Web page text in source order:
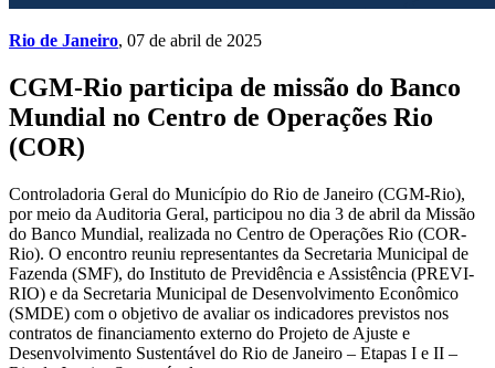
Rio de Janeiro, 07 de abril de 2025
CGM-Rio participa de missão do Banco
Mundial no Centro de Operações Rio
(COR)
Controladoria Geral do Município do Rio de Janeiro (CGM-Rio),
por meio da Auditoria Geral, participou no dia 3 de abril da Missão
do Banco Mundial, realizada no Centro de Operações Rio (COR-
Rio). O encontro reuniu representantes da Secretaria Municipal de
Fazenda (SMF), do Instituto de Previdência e Assistência (PREVI-
RIO) e da Secretaria Municipal de Desenvolvimento Econômico
(SMDE) com o objetivo de avaliar os indicadores previstos nos
contratos de financiamento externo do Projeto de Ajuste e
Desenvolvimento Sustentável do Rio de Janeiro – Etapas I e II –